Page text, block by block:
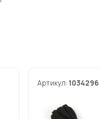
Артикул:1034296